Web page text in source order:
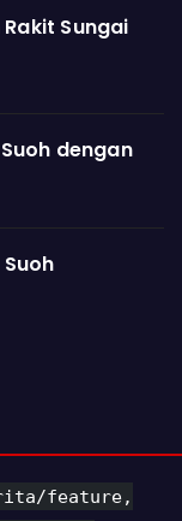
Sungai
dengan
feature,